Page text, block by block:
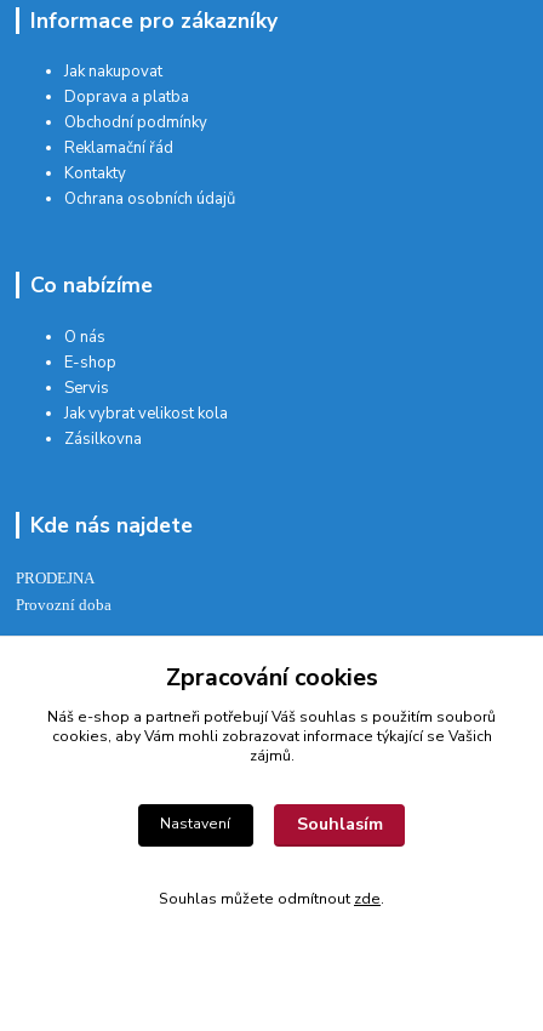
Informace pro zákazníky
Jak nakupovat
Doprava a platba
Obchodní podmínky
Reklamační řád
Kontakty
Ochrana osobních údajů
Co nabízíme
O nás
E-shop
Servis
Jak vybrat velikost kola
Zásilkovna
Kde nás najdete
PRODEJNA
Provozní doba
Tel: +420 516 413 034‬
Vodní 2462/11
Zpracování cookies
Náš e-shop a partneři potřebují Váš souhlas s použitím souborů
cookies, aby Vám mohli zobrazovat informace týkající se Vašich
zájmů.
Nastavení Souhlasím
Souhlas můžete odmítnout zde.